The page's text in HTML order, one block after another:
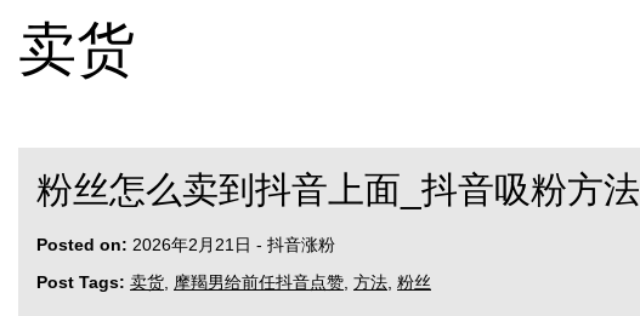
卖货
粉丝怎么卖到抖音上面_抖音吸粉方法
Posted on: 2026年2月21日 - 抖音涨粉
Post Tags: 卖货 摩羯男给前任抖音点赞 方法 粉丝